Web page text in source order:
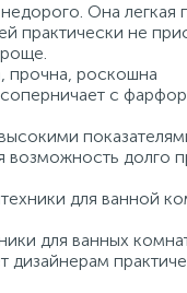
Она легкая
практически не
прочна, роскошна
с
возможность долго
для ванной
для ванных
дизайнерам